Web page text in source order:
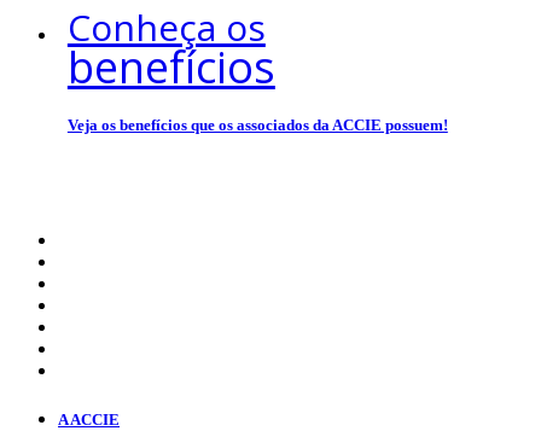
Conheça os
benefícios
Veja os benefícios que os associados da ACCIE possuem!
A ACCIE